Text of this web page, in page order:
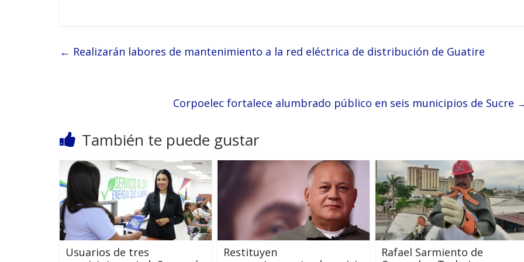
← Realizarán labores de mantenimiento a la red eléctrica de distribución de Guatire
Corpoelec fortalece alumbrado público en seis municipios de Sucre
También te puede gustar
‎Usuarios de tres
Restituyen
Rafael Sarmiento de